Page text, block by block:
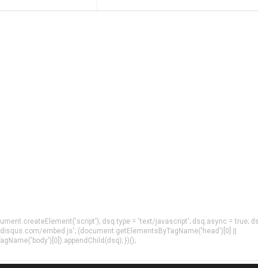
dsq.type = 'text/javascript'; dsq.async = true;
embed.js'; (document.getElementsByTagName('head')[0] ||
})();